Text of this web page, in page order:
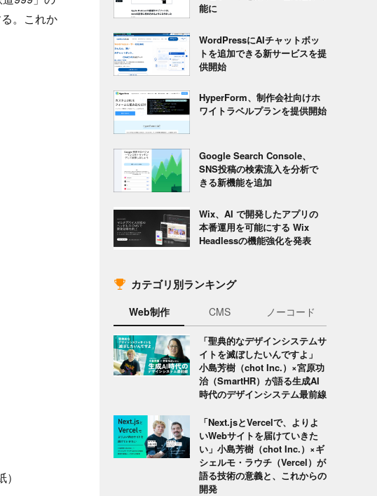
。これか
能に
WordPressにAIチャットボッ
トを追加できる新サービスを提
供開始
HyperForm、制作会社向けホ
ワイトラベルプランを提供開始
Google Search Console、
SNS投稿の検索流入を分析で
きる新機能を追加
Wix、AI で開発したアプリの
本番運用を可能にする Wix
Headlessの機能強化を発表
カテゴリ別ランキング
Web制作 CMS ノーコード
「聖典的なデザインシステムサ
イトを滅ぼしたいんですよ」
小島芳樹（chot Inc.）×宮原功
治（SmartHR）が語る生成AI
時代のデザインシステム最前線
「Next.jsとVercelで、よりよ
いWebサイトを届けていきた
い」小島芳樹（chot Inc.）×ギ
シェルモ・ラウチ（Vercel）が
語る技術の意義と、これからの
開発